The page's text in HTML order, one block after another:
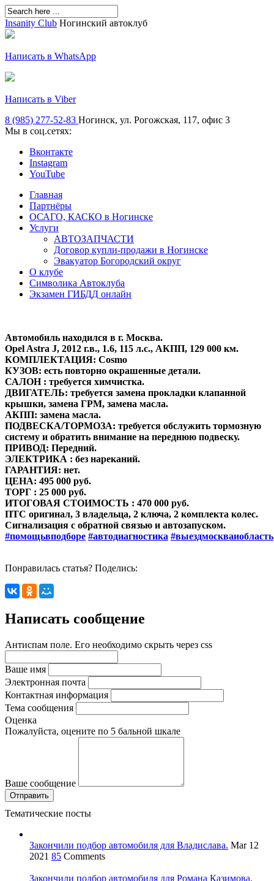
Insanity Club Ногинский автоклуб
Написать в WhatsApp
Написать в Viber
8 (985) 277-52-83 Ногинск, ул. Рогожская, 117, офис 3
Мы в соц.сетях:
Вконтакте
Instagram
YouTube
Главная
Партнёры
ОСАГО, КАСКО в Ногинске
Услуги
АВТОЗАПЧАСТИ
Договор купли-продажи в Ногинске
Эвакуатор Богородский округ
О клубе
Символика Автоклуба
Экзамен ГИБДД онлайн
Автомобиль находился в г. Москва.
Opel Astra J, 2012 г.в., 1.6, 115 л.с., АКПП, 129 000 км.
КОМПЛЕКТАЦИЯ: Cosmo
КУЗОВ: есть повторно окрашенные детали.
САЛОН : требуется химчистка.
ДВИГАТЕЛЬ: требуется замена прокладки клапанной
крышки, замена ГРМ, замена масла.
АКПП: замена масла.
ПОДВЕСКА/ТОРМОЗА: требуется обслужить тормозную
систему и обратить внимание на переднюю подвеску.
ПРИВОД: Передний.
ЭЛЕКТРИКА : без нареканий.
ГАРАНТИЯ: нет.
ЦЕНА: 495 000 руб.
ТОРГ : 25 000 руб.
ИТОГОВАЯ СТОИМОСТЬ : 470 000 руб.
ПТС оригинал, 3 владельца, 2 ключа, 2 комплекта колес.
Сигнализация с обратной связью и автозапуском.
#помощьвподборе #автодиагностика #выездмоскваиобласть
Понравилась статья? Поделись:
Написать сообщение
Антиспам поле. Его необходимо скрыть через css
Ваше имя
Электронная почта
Контактная информация
Тема сообщения
Оценка
Пожалуйста, оцените по 5 бальной шкале
Ваше сообщение
Тематические посты
Закончили подбор автомобиля для Владислава. Mar 12
2021 85 Comments
Закончили подбор автомобиля для Романа Казимова.